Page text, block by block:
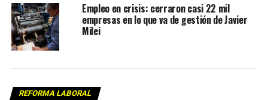
Empleo en crisis: cerraron casi 22 mil
empresas en lo que va de gestión de Javier
Milei
REFORMA LABORAL